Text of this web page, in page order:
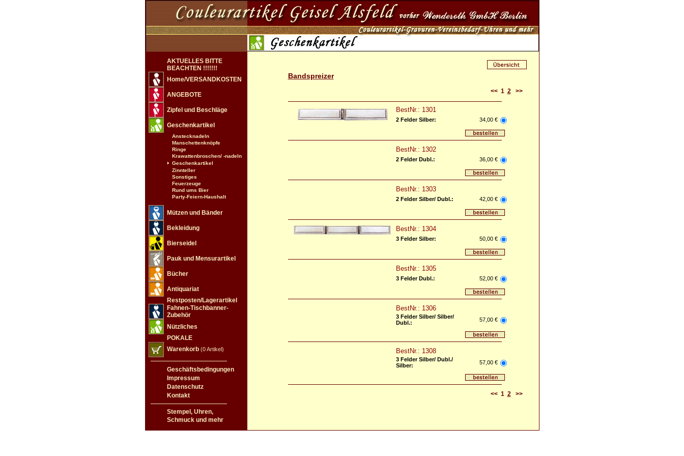
AKTUELLES BITTE
BEACHTEN !!!!!!!
Home/VERSANDKOSTEN
ANGEBOTE
Zipfel und Beschläge
Geschenkartikel
Anstecknadeln
Manschettenknöpfe
Ringe
Krawattenbroschen/ -nadeln
Geschenkartikel
Zinnteller
Sonstiges
Feuerzeuge
Rund ums Bier
Party-Feiern-Haushalt
Mützen und Bänder
Bekleidung
Bierseidel
Pauk und Mensurartikel
Bücher
Antiquariat
Restposten/Lagerartikel
Fahnen-Tischbanner-
Zubehör
Nützliches
POKALE
Warenkorb (0 Artikel)
Geschäftsbedingungen
Impressum
Datenschutz
Kontakt
Stempel, Uhren,
Schmuck und mehr
Bandspreizer
<< 1 2 >>
BestNr.: 1301
2 Felder Silber: 34,00 €
BestNr.: 1302
2 Felder Dubl.: 36,00 €
BestNr.: 1303
2 Felder Silber/ Dubl.: 42,00 €
BestNr.: 1304
3 Felder Silber: 50,00 €
BestNr.: 1305
3 Felder Dubl.: 52,00 €
BestNr.: 1306
3 Felder Silber/ Silber/
Dubl.:
57,00 €
BestNr.: 1308
3 Felder Silber/ Dubl./
Silber:
57,00 €
<< 1 2 >>